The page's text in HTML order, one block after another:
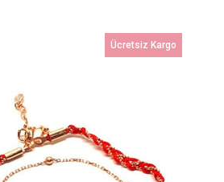
Ücretsiz Kargo